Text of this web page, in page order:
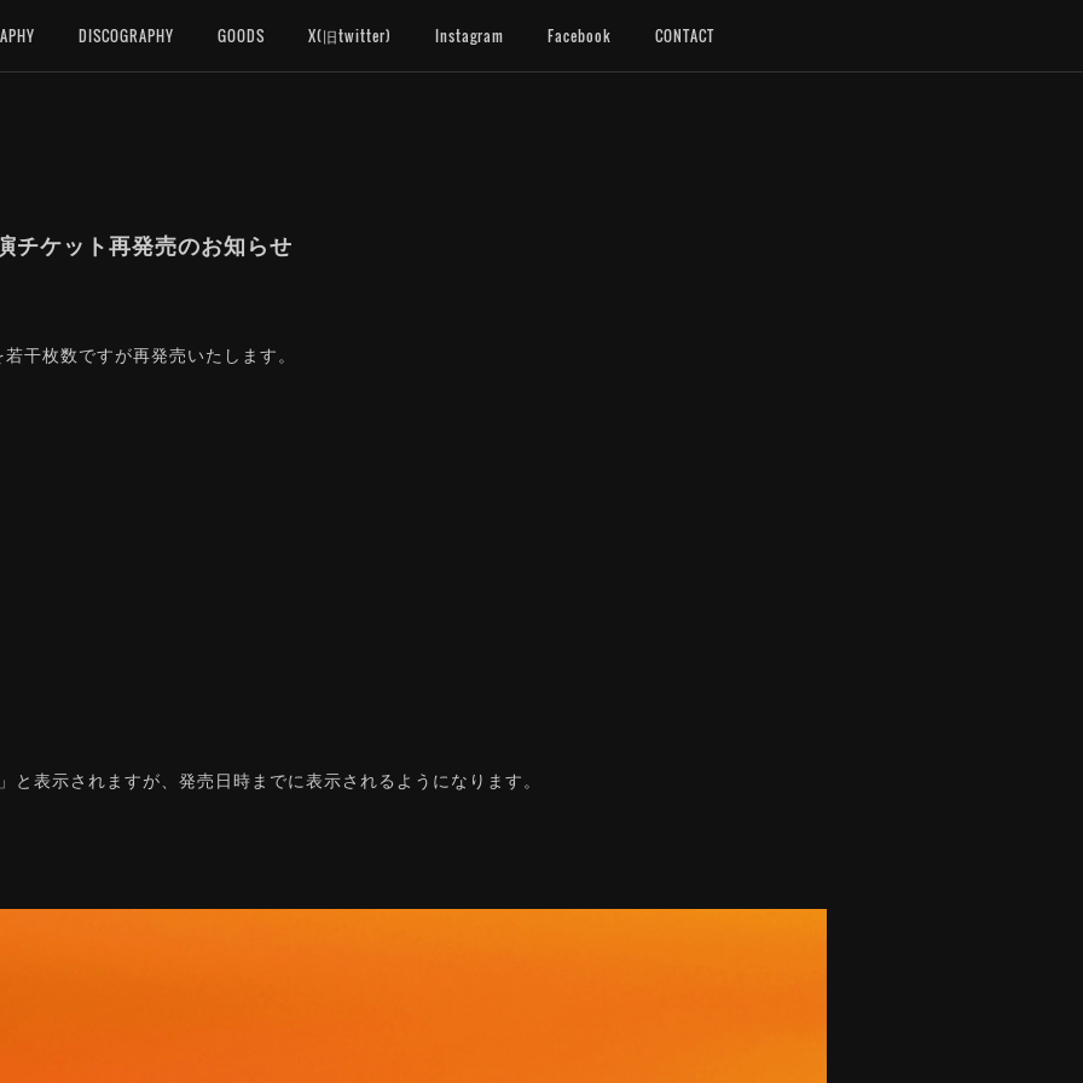
DISCOGRAPHY GOODS X(旧twitter) Instagram Facebook CONTACT
ケット再発売のお知らせ
干枚数ですが再発売いたします。
表示されますが、発売日時までに表示されるようになります。